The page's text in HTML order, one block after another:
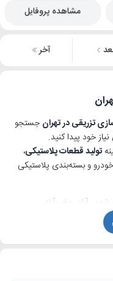
مشاهده پروفایل
آخر
تزریقی در تهران جستجو
خود پیدا کنید.
تولید قطعات پلاستیکی،
و بسته‌بندی پلاستیکی
عباس‌آباد،
قدیم کرج، یکی از
شمار می‌رود. در این
،کارخانه پلاستیک سازی